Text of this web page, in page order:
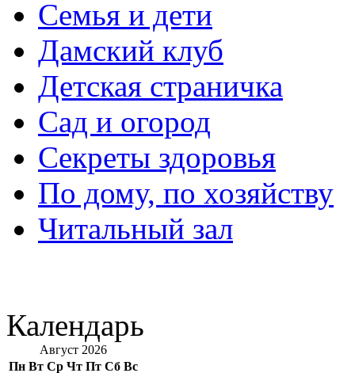
Семья и дети
Дамский клуб
Детская страничка
Сад и огород
Секреты здоровья
По дому, по хозяйству
Читальный зал
Календарь
Август 2026
Пн Вт Ср Чт Пт Сб Вс